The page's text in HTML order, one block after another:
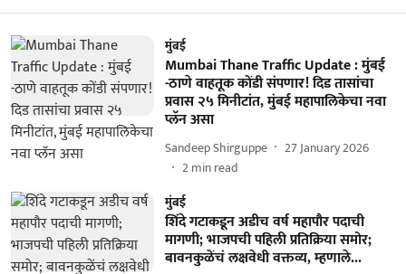
मुंबई
Mumbai Thane Traffic Update : मुंबई
-ठाणे वाहतूक कोंडी संपणार! दिड तासांचा
प्रवास २५ मिनीटांत, मुंबई महापालिकेचा नवा
प्लॅन असा
Sandeep Shirguppe
27 January 2026
2min read
मुंबई
शिंदे गटाकडून अडीच वर्ष महापौर पदाची
मागणी; भाजपची पहिली प्रतिक्रिया समोर;
बावनकुळेंचं लक्षवेधी वक्तव्य, म्हणाले...